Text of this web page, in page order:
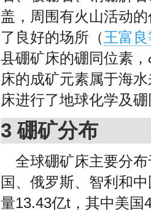
盖，周围有火山活动
了良好的场所（王富
县硼矿床的硼同位素，
床的成矿元素属于海
床进行了地球化学及
3 硼矿分布
全球硼矿床主要分
国、俄罗斯、智利和
量13.43亿t，其中美国